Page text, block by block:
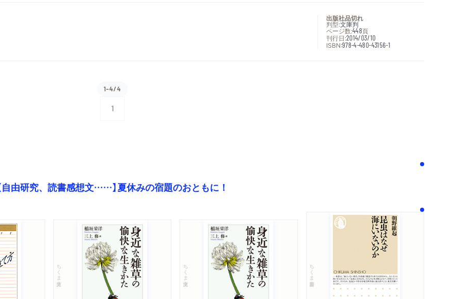
出版社品切れ
判型:文庫判
ページ数:448頁
刊行日:2014/03/10
ISBN:978-4-480-43156-1
1-4/4
1
自由研究、読書感想文……】夏休みの宿題のおともに！
ちくま文庫 ちくま文庫 ちくま新書